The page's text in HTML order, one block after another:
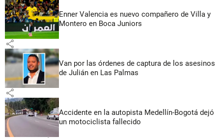
Enner Valencia es nuevo compañero de Villa y
Montero en Boca Juniors
share
Van por las órdenes de captura de los asesinos
de Julián en Las Palmas
share
Accidente en la autopista Medellín-Bogotá dejó
un motociclista fallecido